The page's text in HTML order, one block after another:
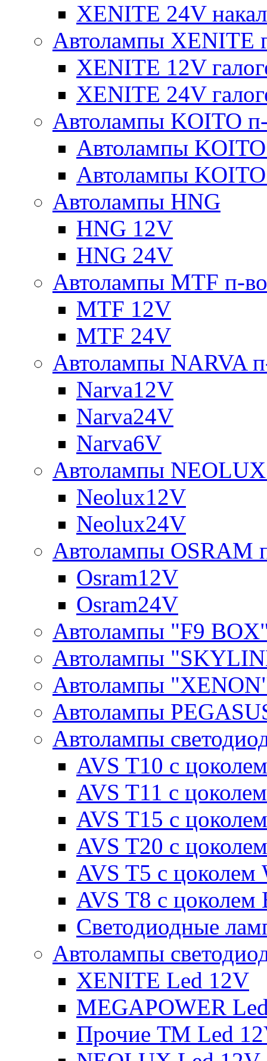
XENITE 24V
Автолампы XENITE
XENITE 12V
XENITE 24V
Автолампы KOITO
Автолампы
Автолампы
Автолампы HNG
HNG 12V
HNG 24V
Автолампы MTF п-
MTF 12V
MTF 24V
Автолампы NARVA
Narva12V
Narva24V
Narva6V
Автолампы
Neolux12V
Neolux24V
Автолампы OSRAM
Osram12V
Osram24V
Автолампы "F9
Автолампы
Автолампы
Автолампы
Автолампы
AVS T10 с
AVS T11 с
AVS T15 с
AVS T20 с
AVS T5 с цоколем
AVS T8 с цоколем
Светодиодные
Автолампы
XENITE Led 12V
MEGAPOWER
Прочие ТМ Led